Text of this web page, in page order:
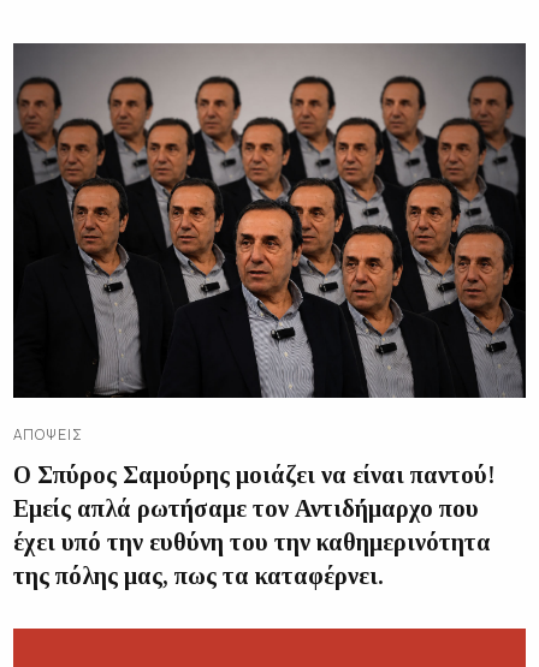
ΑΠΌΨΕΙΣ
Ο Σπύρος Σαμούρης μοιάζει να είναι παντού!
Εμείς απλά ρωτήσαμε τον Αντιδήμαρχο που
έχει υπό την ευθύνη του την καθημερινότητα
της πόλης μας, πως τα καταφέρνει.